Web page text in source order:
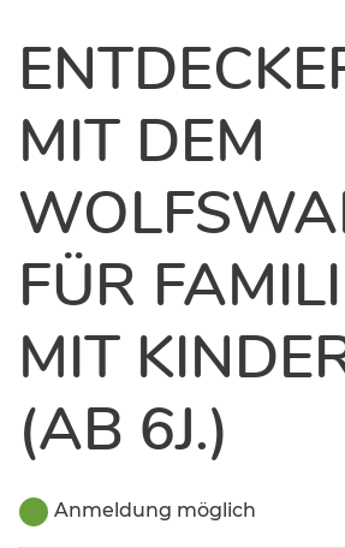
MIT DEM
FÜR
MIT
(AB 6J.)
Anmeldung möglich